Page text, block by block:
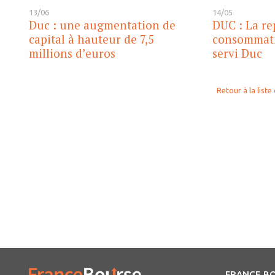
13/06
Duc : une augmentation de
capital à hauteur de 7,5
millions d’euros
14/05
DUC : La
servi Duc
Retour à la liste